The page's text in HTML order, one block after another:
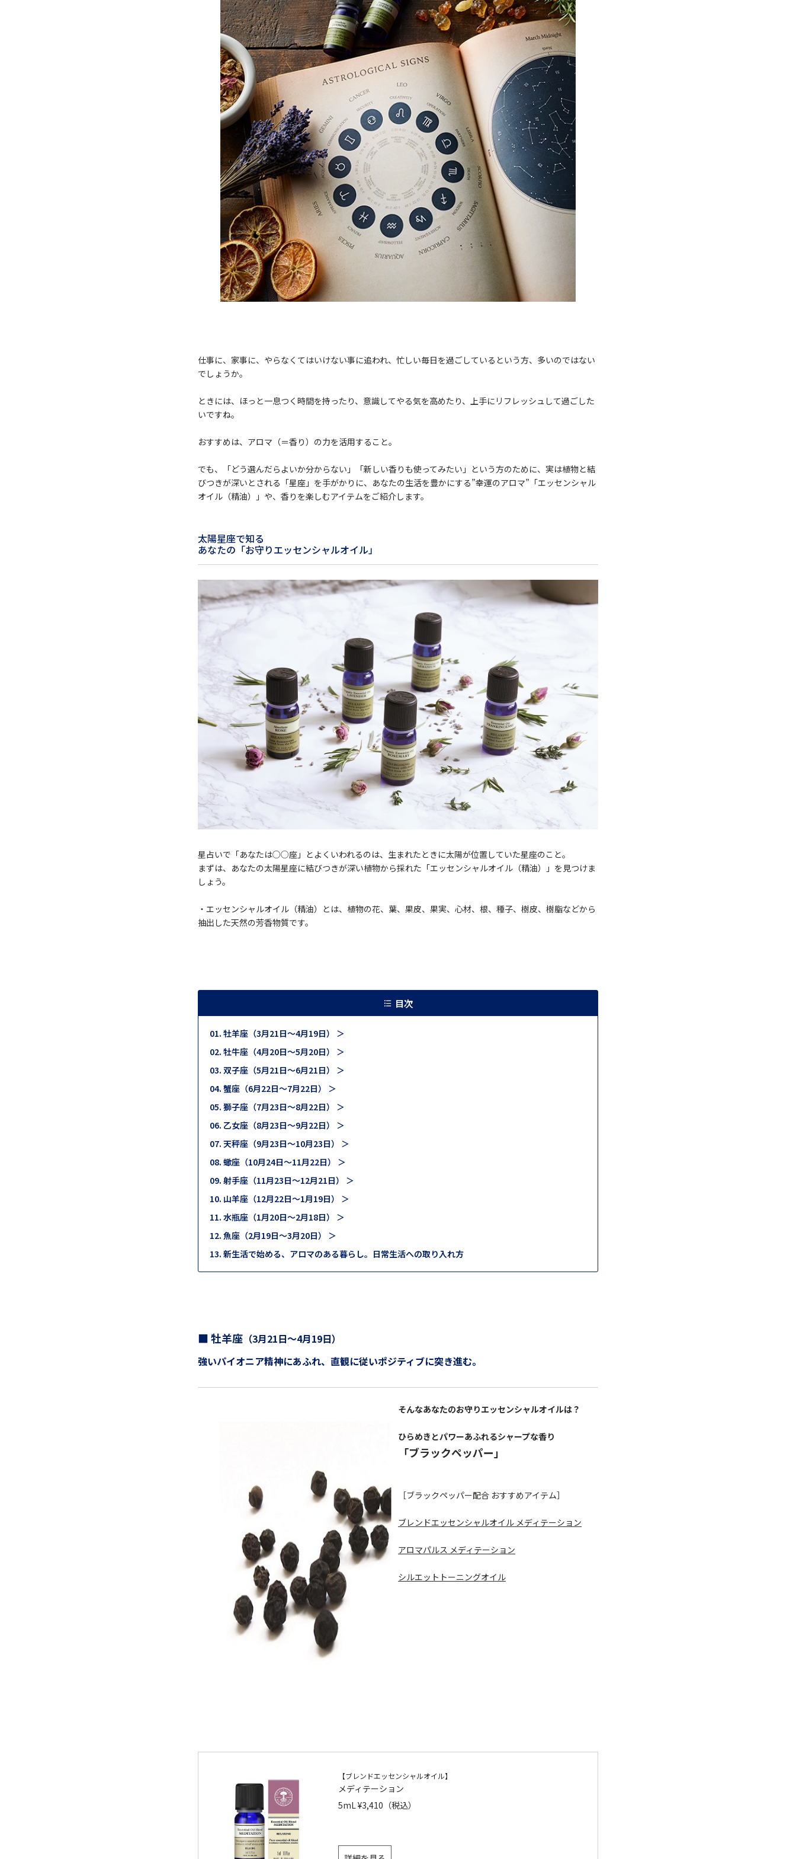
仕事に、家事に、やらなくてはいけない事に追われ、忙しい毎日を過ごしているという方、多いのではない
でしょうか。
ときには、ほっと一息つく時間を持ったり、意識してやる気を高めたり、上手にリフレッシュして過ごした
いですね。
おすすめは、アロマ（＝香り）の力を活用すること。
でも、「どう選んだらよいか分からない」「新しい香りも使ってみたい」という方のために、実は植物と結
びつきが深いとされる「星座」を手がかりに、あなたの生活を豊かにする”幸運のアロマ”「エッセンシャル
オイル（精油）」や、香りを楽しむアイテムをご紹介します。
太陽星座で知る
あなたの「お守りエッセンシャルオイル」
星占いで「あなたは○○座」とよくいわれるのは、生まれたときに太陽が位置していた星座のこと。
まずは、あなたの太陽星座に結びつきが深い植物から採れた「エッセンシャルオイル（精油）」を見つけま
しょう。
・エッセンシャルオイル（精油）とは、植物の花、葉、果皮、果実、心材、根、種子、樹皮、樹脂などから
抽出した天然の芳香物質です。
目次
牡羊座（3月21日～4月19日） ＞
牡牛座（4月20日～5月20日） ＞
双子座（5月21日～6月21日） ＞
蟹座（6月22日～7月22日） ＞
獅子座（7月23日～8月22日） ＞
乙女座（8月23日～9月22日） ＞
天秤座（9月23日～10月23日） ＞
蠍座（10月24日～11月22日） ＞
射手座（11月23日～12月21日） ＞
山羊座（12月22日～1月19日） ＞
水瓶座（1月20日～2月18日） ＞
魚座（2月19日～3月20日） ＞
新生活で始める、アロマのある暮らし。日常生活への取り入れ方
■ 牡羊座 （3月21日～4月19日）
強いパイオニア精神にあふれ、直観に従いポジティブに突き進む。
そんなあなたのお守りエッセンシャルオイルは？
ひらめきとパワーあふれるシャープな香り
「ブラックペッパー」
［ブラックペッパー配合 おすすめアイテム］
ブレンドエッセンシャルオイル メディテーション
アロマパルス メディテーション
シルエットトーニングオイル
【ブレンドエッセンシャルオイル】
メディテーション
5mL ¥3,410（税込）